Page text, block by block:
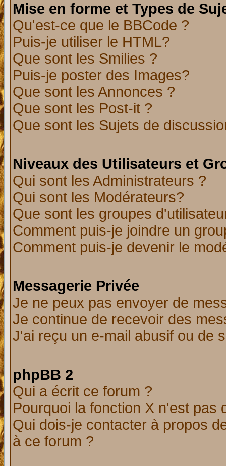
Mise en forme et Types de
Qu'est-ce que le BBCode ?
Puis-je utiliser le HTML?
Que sont les Smilies ?
Puis-je poster des Images?
Que sont les Annonces ?
Que sont les Post-it ?
Que sont les Sujets de
Niveaux des Utilisateurs et
Qui sont les Administrateurs ?
Qui sont les Modérateurs?
Que sont les groupes
Comment puis-je joindre un
Comment puis-je devenir le
Messagerie Privée
Je ne peux pas envoyer de
Je continue de recevoir des
J'ai reçu un e-mail abusif ou de
phpBB 2
Qui a écrit ce forum ?
Pourquoi la fonction X n'est pas
Qui dois-je contacter à propos
à ce forum ?